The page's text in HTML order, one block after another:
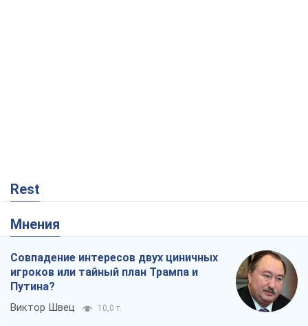
Rest
Мнения
Совпадение интересов двух циничных
игроков или тайный план Трампа и
Путина?
Виктор Швец 10,0 т.